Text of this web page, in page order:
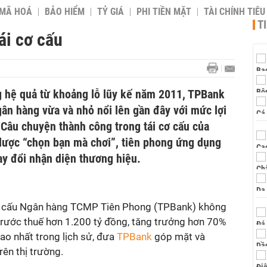
HOÁ BẢO HIỂM TỶ GIÁ PHI TIỀN MẶT TÀI CHÍNH TIÊU
cơ cấu
quả từ khoảng lỗ lũy kế năm 2011, TPBank
hàng vừa và nhỏ nổi lên gần đây với mức lợi
chuyện thành công trong tái cơ cấu của
“chọn bạn mà chơi”, tiên phong ứng dụng
đổi nhận diện thương hiệu.
Ngân hàng TCMP Tiên Phong (TPBank) không
thuế hơn 1.200 tỷ đồng, tăng trưởng hơn 70%
nhất trong lịch sử, đưa TPBank góp mặt và
thị trường.